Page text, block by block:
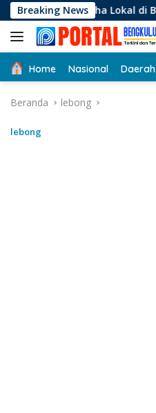
Langsung
ke
konten
Breaking News
Lokal di Bengkulu
Home Nasional Daerah
Beranda lebong
lebong